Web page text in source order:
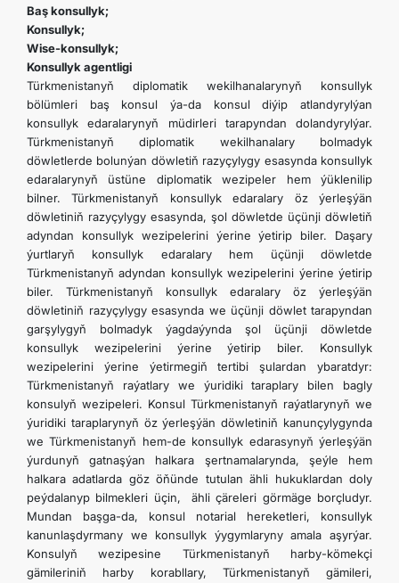
Baş konsullyk;
Konsullyk;
Wise-konsullyk;
Konsullyk agentligi
Türkmenistanyň diplomatik wekilhanalarynyň konsullyk
bölümleri baş konsul ýa-da konsul diýip atlandyrylýan
konsullyk edaralarynyň müdirleri tarapyndan dolandyrylýar.
Türkmenistanyň diplomatik wekilhanalary bolmadyk
döwletlerde bolunýan döwletiň razyçylygy esasynda konsullyk
edaralarynyň üstüne diplomatik wezipeler hem ýüklenilip
bilner. Türkmenistanyň konsullyk edaralary öz ýerleşýän
döwletiniň razyçylygy esasynda, şol döwletde üçünji döwletiň
adyndan konsullyk wezipelerini ýerine ýetirip biler. Daşary
ýurtlaryň konsullyk edaralary hem üçünji döwletde
Türkmenistanyň adyndan konsullyk wezipelerini ýerine ýetirip
biler. Türkmenistanyň konsullyk edaralary öz ýerleşýän
döwletiniň razyçylygy esasynda we üçünji döwlet tarapyndan
garşylygyň bolmadyk ýagdaýynda şol üçünji döwletde
konsullyk wezipelerini ýerine ýetirip biler. Konsullyk
wezipelerini ýerine ýetirmegiň tertibi şulardan ybaratdyr:
Türkmenistanyň raýatlary we ýuridiki taraplary bilen bagly
konsulyň wezipeleri. Konsul Türkmenistanyň raýatlarynyň we
ýuridiki taraplarynyň öz ýerleşýän döwletiniň kanunçylygynda
we Türkmenistanyň hem-de konsullyk edarasynyň ýerleşýän
ýurdunyň gatnaşýan halkara şertnamalarynda, şeýle hem
halkara adatlarda göz öňünde tutulan ähli hukuklardan doly
peýdalanyp bilmekleri üçin, ähli çäreleri görmäge borçludyr.
Mundan başga-da, konsul notarial hereketleri, konsullyk
kanunlaşdyrmany we konsullyk ýygymlaryny amala aşyrýar.
Konsulyň wezipesine Türkmenistanyň harby-kömekçi
gämileriniň harby korabllary, Türkmenistanyň gämileri,